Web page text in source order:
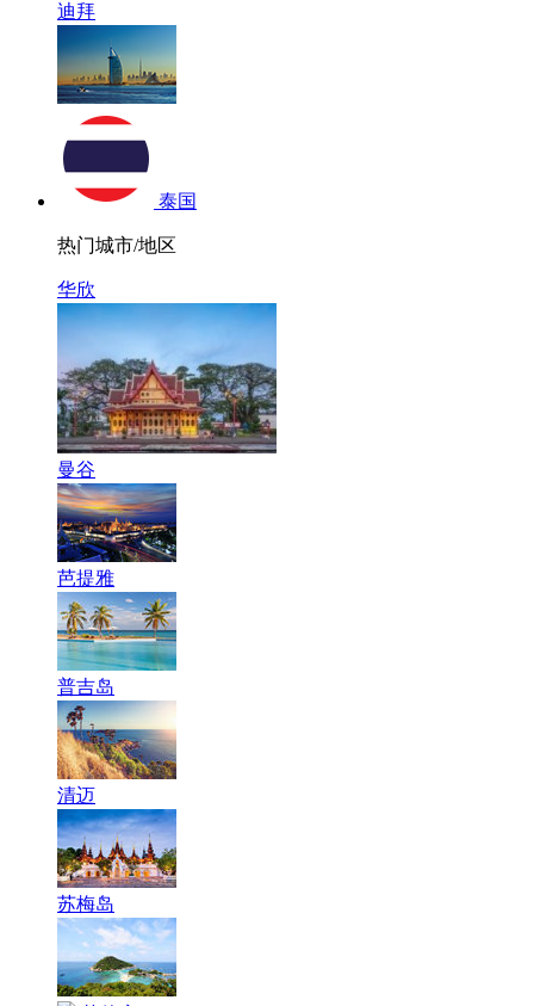
迪拜
泰国
热门城市/地区
华欣
曼谷
芭提雅
普吉岛
清迈
苏梅岛